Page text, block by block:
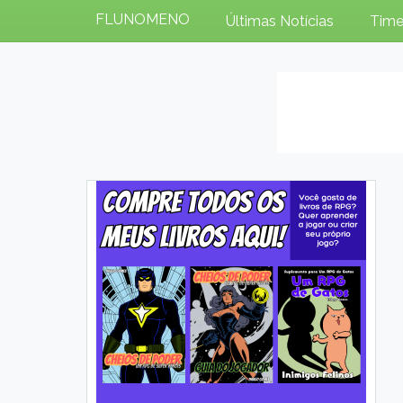
FLUNOMENO Últimas Notícias